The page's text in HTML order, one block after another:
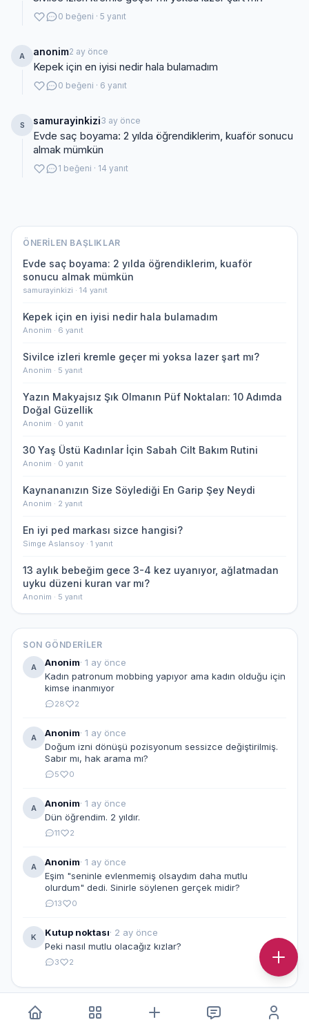
0 beğeni · 5 yanıt
A anonim2 ay önce
Kepek için en iyisi nedir hala bulamadım
0 beğeni · 6 yanıt
S samurayinkizi3 ay önce
Evde saç boyama: 2 yılda öğrendiklerim, kuaför sonucu
almak mümkün
1 beğeni · 14 yanıt
ÖNERILEN BAŞLIKLAR
Evde saç boyama: 2 yılda öğrendiklerim, kuaför
sonucu almak mümkün
samurayinkizi · 14 yanıt
Kepek için en iyisi nedir hala bulamadım
Anonim · 6 yanıt
Sivilce izleri kremle geçer mi yoksa lazer şart mı?
Anonim · 5 yanıt
Yazın Makyajsız Şık Olmanın Püf Noktaları: 10 Adımda
Doğal Güzellik
Anonim · 0 yanıt
30 Yaş Üstü Kadınlar İçin Sabah Cilt Bakım Rutini
Anonim · 0 yanıt
Kaynananızın Size Söylediği En Garip Şey Neydi
Anonim · 2 yanıt
En iyi ped markası sizce hangisi?
Simge Aslansoy · 1 yanıt
13 aylık bebeğim gece 3-4 kez uyanıyor, ağlatmadan
uyku düzeni kuran var mı?
Anonim · 5 yanıt
SON GÖNDERILER
A Anonim· 1 ay önce
Kadın patronum mobbing yapıyor ama kadın olduğu için
kimse inanmıyor
28 2
A Anonim· 1 ay önce
Doğum izni dönüşü pozisyonum sessizce değiştirilmiş.
Sabır mı, hak arama mı?
5 0
A Anonim· 1 ay önce
Dün öğrendim. 2 yıldır.
11 2
A Anonim· 1 ay önce
Eşim "seninle evlenmemiş olsaydım daha mutlu
olurdum" dedi. Sinirle söylenen gerçek midir?
13 0
K Kutup noktası· 2 ay önce
Peki nasıl mutlu olacağız kızlar?
3 2